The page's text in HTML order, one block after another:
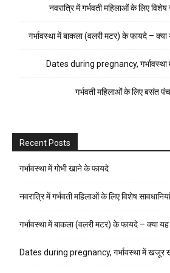
नवरात्रि में गर्भवती महिलाओं के लिए
गर्भावस्था में बाकला (वलरी मटर) के फायदे –
Dates during pregnancy,
गर्भवती महिलाओं के लिए बसंत
Recent Posts
गर्भावस्था में गोभी खाने के फायदे
नवरात्रि में गर्भवती महिलाओं के लिए विशेष
गर्भावस्था में बाकला (वलरी मटर) के फायदे – क्या
Dates during pregnancy, गर्भावस्था में खजूर